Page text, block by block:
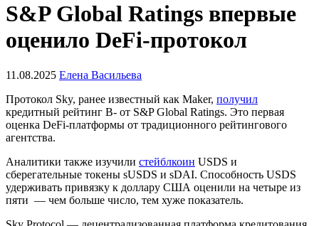
S&P Global Ratings впервые
оценило DeFi-протокол
11.08.2025 Елена Васильева
Протокол Sky, ранее известный как Maker, получил
кредитный рейтинг B- от S&P Global Ratings. Это первая
оценка DeFi-платформы от традиционного рейтингового
агентства.
Аналитики также изучили стейблкоин USDS и
сберегательные токены sUSDS и sDAI. Способность USDS
удерживать привязку к доллару США оценили на четыре из
пяти — чем больше число, тем хуже показатель.